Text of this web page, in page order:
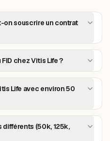
on souscrire un contrat
chez Vitis Life ?
Life avec environ 50
(50k, 125k,